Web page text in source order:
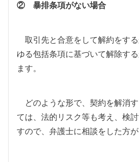
② 暴排条項がない場合
取引先と合意をして解約をす
ゆる包括条項に基づいて解除す
ます。
どのような形で、契約を解消
ては、法的リスク等も考え、検
すので、弁護士に相談をした方が